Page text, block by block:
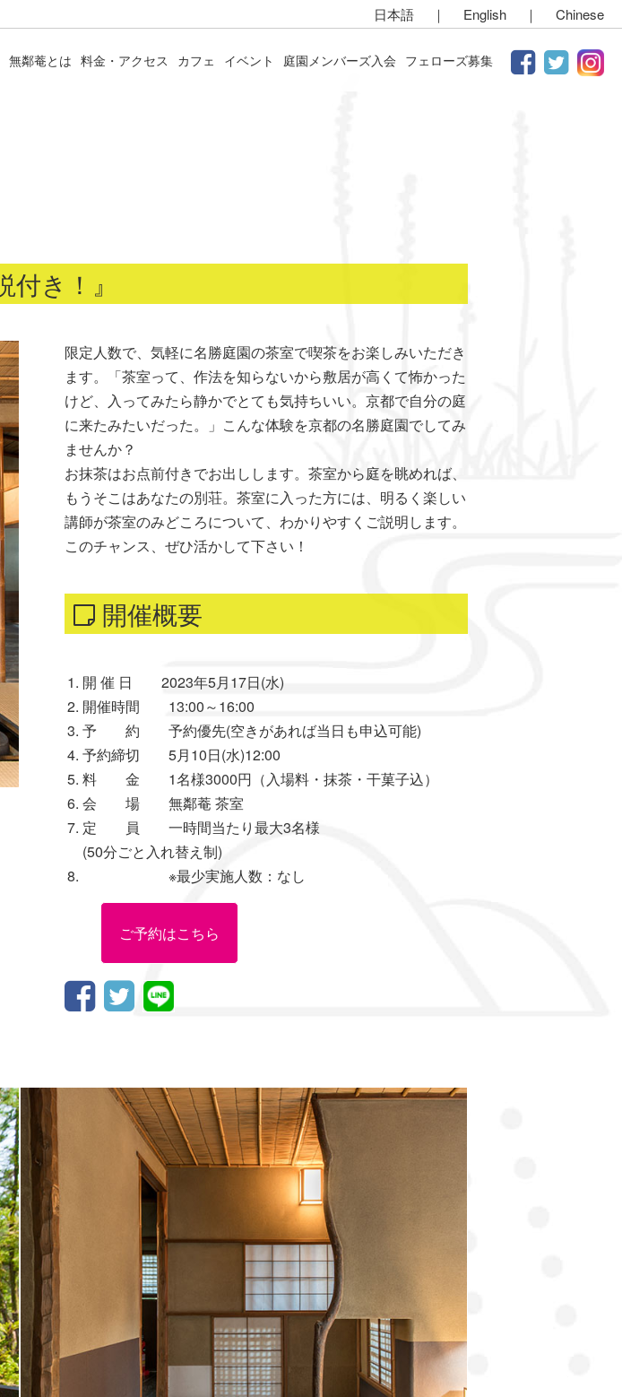
日本語 ｜ English ｜ Chinese
無鄰菴とは 料金・アクセス カフェ イベント 庭園メンバーズ入会 フェローズ募集
き！』
限定人数で、気軽に名勝庭園の茶室で喫茶をお楽しみいただき
ます。「茶室って、作法を知らないから敷居が高くて怖かった
けど、入ってみたら静かでとても気持ちいい。京都で自分の庭
に来たみたいだった。」こんな体験を京都の名勝庭園でしてみ
ませんか？
お抹茶はお点前付きでお出しします。茶室から庭を眺めれば、
もうそこはあなたの別荘。茶室に入った方には、明るく楽しい
講師が茶室のみどころについて、わかりやすくご説明します。
このチャンス、ぜひ活かして下さい！
開催概要
開 催 日 2023年5月17日(水)
開催時間 13:00～16:00
予 約 予約優先(空きがあれば当日も申込可能)
予約締切 5月10日(水)12:00
料 金 1名様3000円（入場料・抹茶・干菓子込）
会 場 無鄰菴 茶室
定 員 一時間当たり最大3名様
(50分ごと入れ替え制)
※最少実施人数：なし
ご予約はこちら